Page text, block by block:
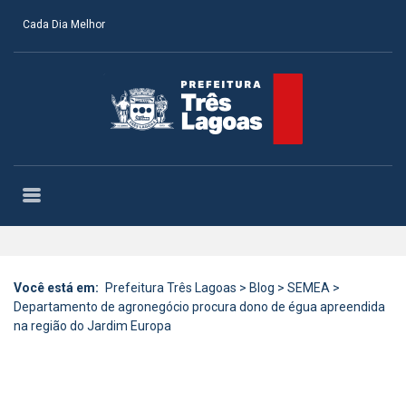
Cada Dia Melhor
Você está em: Prefeitura Três Lagoas > Blog > SEMEA >
Departamento de agronegócio procura dono de égua apreendida
na região do Jardim Europa